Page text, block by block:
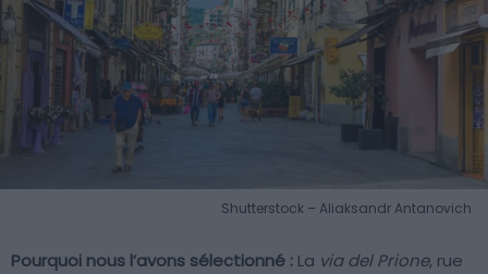
Shutterstock – Aliaksandr Antanovich
Pourquoi nous l’avons sélectionné : La via del Prione, rue